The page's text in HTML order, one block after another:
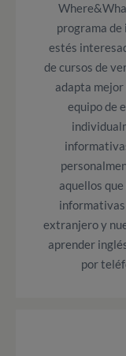
programa de
estés
de cursos de
adapta mejor
equipo de
aquellos
informativas
extranjero y
aprender
por